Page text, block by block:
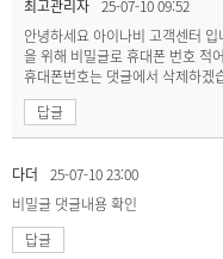
최고관리자 25-07-10 09:52
안녕하세요 아이나비 고객센터
을 위해 비밀글로 휴대폰 번호 적
휴대폰번호는 댓글에서 삭제하겠
답글
다더
25-07-10 23:00
비밀글 댓글내용 확인
답글